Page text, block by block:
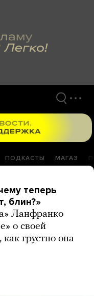
ПОДКАСТЫ МАГАЗ
теперь
блин?»
Ланфранко
о своей
грустно она